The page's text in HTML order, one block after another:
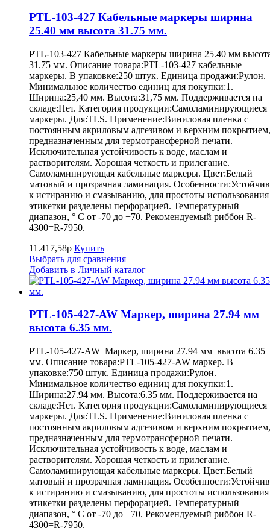
PTL-103-427 Кабельные маркеры ширина
25.40 мм высота 31.75 мм.
PTL-103-427 Кабельные маркеры ширина 25.40 мм
31.75 мм. Описание товара:PTL-103-427 кабельные
маркеры. В упаковке:250 штук. Единица продажи:Рулон.
Минимальное количество единиц для покупки:1.
Ширина:25,40 мм. Высота:31,75 мм. Поддерживается на
складе:Нет. Категория продукции:Самоламинирующиеся
маркеры. Для:TLS. Применение:Виниловая пленка с
постоянным акриловым адгезивом и верхним покрытием,
предназначенным для термотрансферной печати.
Исключительная устойчивость к воде, маслам и
растворителям. Хорошая четкость и прилегание.
Самоламинирующая кабельные маркеры. Цвет:Белый
матовый и прозрачная ламинация. Особенности:Устойчив
к истиранию и смазыванию, для простоты использования
этикетки разделены перфорацией. Температурный
диапазон, ° С от -70 до +70. Рекомендуемый риббон R-
4300=R-7950.
11.417,58р Купить
Выбрать для сравнения
Добавить в Личный каталог
PTL-105-427-AW Маркер, ширина 27.94 мм
высота 6.35 мм.
PTL-105-427-AW Маркер, ширина 27.94 мм высота 6.35
мм. Описание товара:PTL-105-427-AW маркер. В
упаковке:750 штук. Единица продажи:Рулон.
Минимальное количество единиц для покупки:1.
Ширина:27.94 мм. Высота:6.35 мм. Поддерживается на
складе:Нет. Категория продукции:Самоламинирующиеся
маркеры. Для:TLS. Применение:Виниловая пленка с
постоянным акриловым адгезивом и верхним покрытием,
предназначенным для термотрансферной печати.
Исключительная устойчивость к воде, маслам и
растворителям. Хорошая четкость и прилегание.
Самоламинирующая кабельные маркеры. Цвет:Белый
матовый и прозрачная ламинация. Особенности:Устойчив
к истиранию и смазыванию, для простоты использования
этикетки разделены перфорацией. Температурный
диапазон, ° С от -70 до +70. Рекомендуемый риббон R-
4300=R-7950.